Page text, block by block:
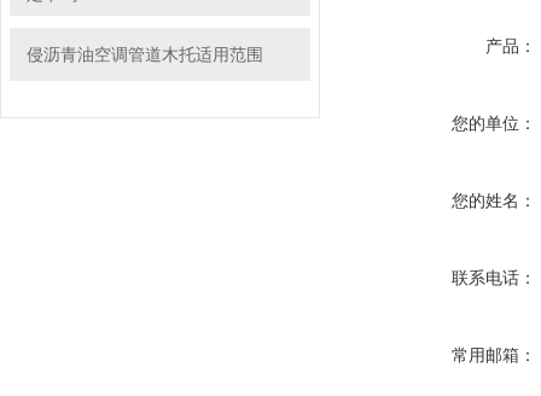
侵沥青油空调管道木托适用范围 产品：
您的单位：
您的姓名：
联系电话：
常用邮箱：